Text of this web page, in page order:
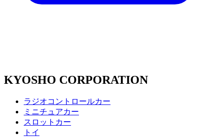
KYOSHO CORPORATION
ラジオコントロールカー
ミニチュアカー
スロットカー
トイ